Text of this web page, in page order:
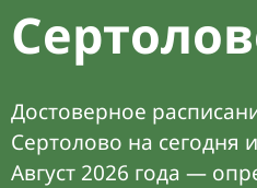
Достоверное
Сертолово на
Август 2026 года —